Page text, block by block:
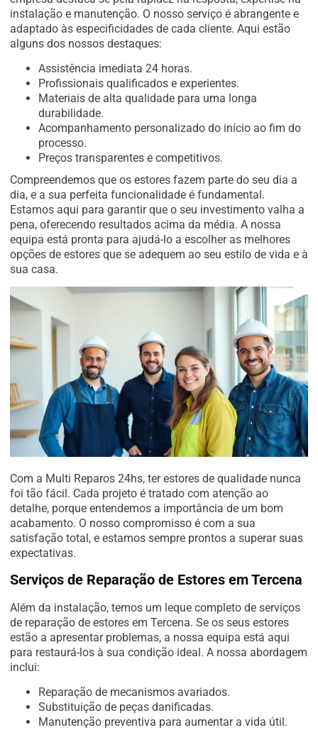
instalação e manutenção. O nosso serviço é abrangente e
adaptado às especificidades de cada cliente. Aqui estão
alguns dos nossos destaques:
Assistência imediata 24 horas.
Profissionais qualificados e experientes.
Materiais de alta qualidade para uma longa
durabilidade.
Acompanhamento personalizado do início ao fim do
processo.
Preços transparentes e competitivos.
Compreendemos que os estores fazem parte do seu dia a
dia, e a sua perfeita funcionalidade é fundamental.
Estamos aqui para garantir que o seu investimento valha a
pena, oferecendo resultados acima da média. A nossa
equipa está pronta para ajudá-lo a escolher as melhores
opções de estores que se adequem ao seu estilo de vida e à
sua casa.
Com a Multi Reparos 24hs, ter estores de qualidade nunca
foi tão fácil. Cada projeto é tratado com atenção ao
detalhe, porque entendemos a importância de um bom
acabamento. O nosso compromisso é com a sua
satisfação total, e estamos sempre prontos a superar suas
expectativas.
Serviços de Reparação de Estores em Tercena
Além da instalação, temos um leque completo de serviços
de reparação de estores em Tercena. Se os seus estores
estão a apresentar problemas, a nossa equipa está aqui
para restaurá-los à sua condição ideal. A nossa abordagem
inclui:
Reparação de mecanismos avariados.
Substituição de peças danificadas.
Manutenção preventiva para aumentar a vida útil.